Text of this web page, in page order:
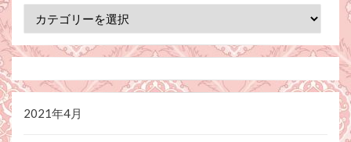
テ
ゴ
ー
2021年4月